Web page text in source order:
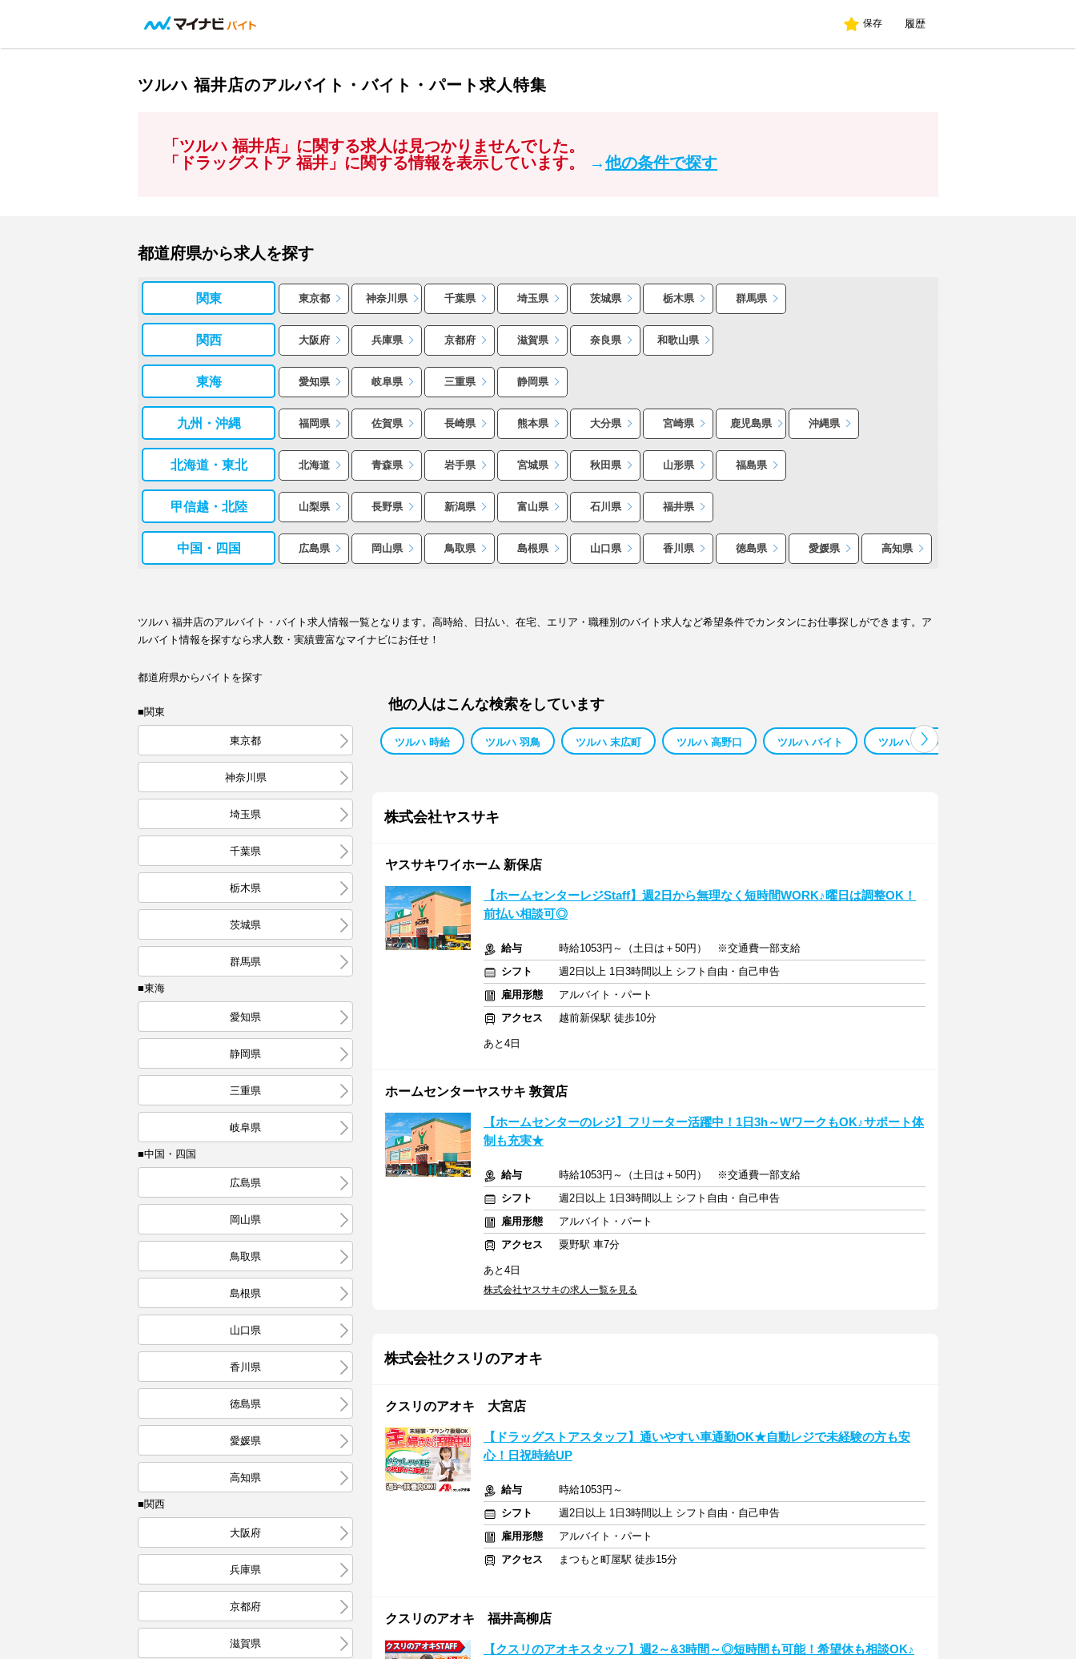
保存 履歴
ツルハ 福井店のアルバイト・バイト・パート求人特集
「ツルハ 福井店」に関する求人は見つかりませんでした。
「ドラッグストア 福井」に関する情報を表示しています。
→他の条件で探す
都道府県から求人を探す
関東 東京都 神奈川県 千葉県 埼玉県 茨城県 栃木県 群馬県
関西 大阪府 兵庫県 京都府 滋賀県 奈良県 和歌山県
東海 愛知県 岐阜県 三重県 静岡県
九州・沖縄 福岡県 佐賀県 長崎県 熊本県 大分県 宮崎県 鹿児島県 沖縄県
北海道・東北 北海道 青森県 岩手県 宮城県 秋田県 山形県 福島県
甲信越・北陸 山梨県 長野県 新潟県 富山県 石川県 福井県
中国・四国 広島県 岡山県 鳥取県 島根県 山口県 香川県 徳島県 愛媛県 高知県
ツルハ 福井店のアルバイト・バイト求人情報一覧となります。高時給、日払い、在宅、エリア・職種別のバイト求人など希望条件でカンタンにお仕事探しができます。ア
ルバイト情報を探すなら求人数・実績豊富なマイナビにお任せ！
都道府県からバイトを探す
■関東
東京都
神奈川県
埼玉県
千葉県
栃木県
茨城県
群馬県
■東海
愛知県
静岡県
三重県
岐阜県
■中国・四国
広島県
岡山県
鳥取県
島根県
山口県
香川県
徳島県
愛媛県
高知県
■関西
大阪府
兵庫県
京都府
滋賀県
他の人はこんな検索をしています
ツルハ 時給 ツルハ 羽鳥 ツルハ 末広町 ツルハ 高野口 ツルハ バイト ツルハドラッグ 制服
株式会社ヤスサキ
ヤスサキワイホーム 新保店
【ホームセンターレジStaff】週2日から無理なく短時間WORK♪曜日は調整OK！
前払い相談可◎
給与
時給1053円～（土日は＋50円） ※交通費一部支給
シフト
週2日以上 1日3時間以上 シフト自由・自己申告
雇用形態
アルバイト・パート
アクセス
越前新保駅 徒歩10分
あと4日
ホームセンターヤスサキ 敦賀店
【ホームセンターのレジ】フリーター活躍中！1日3h～WワークもOK♪サポート体
制も充実★
給与
時給1053円～（土日は＋50円） ※交通費一部支給
シフト
週2日以上 1日3時間以上 シフト自由・自己申告
雇用形態
アルバイト・パート
アクセス
粟野駅 車7分
あと4日
株式会社ヤスサキの求人一覧を見る
株式会社クスリのアオキ
クスリのアオキ 大宮店
【ドラッグストアスタッフ】通いやすい車通勤OK★自動レジで未経験の方も安
心！日祝時給UP
給与
時給1053円～
シフト
週2日以上 1日3時間以上 シフト自由・自己申告
雇用形態
アルバイト・パート
アクセス
まつもと町屋駅 徒歩15分
クスリのアオキ 福井高柳店
【クスリのアオキスタッフ】週2～&3時間～◎短時間も可能！希望休も相談OK♪